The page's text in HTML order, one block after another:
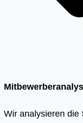
Wir analysieren die